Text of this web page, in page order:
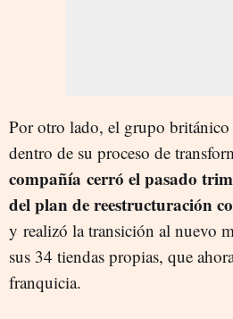
Por otro lado, el grupo británico
dentro de su proceso de
compañía cerró el pasado
del plan de reestructuración
y realizó la transición al nuevo
sus 34 tiendas propias, que
franquicia.